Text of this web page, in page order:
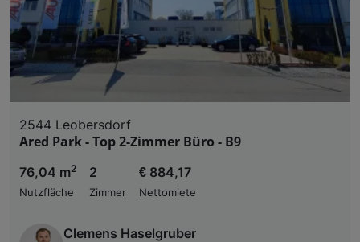
2544 Leobersdorf
Ared Park - Top 2-Zimmer Büro - B9
76,04 m2
Nutzfläche
2
Zimmer
€ 884,17
Nettomiete
Clemens Haselgruber